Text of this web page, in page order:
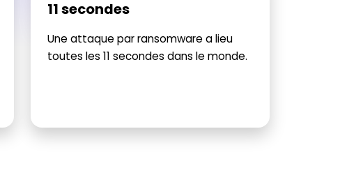
11 secondes
Une attaque par ransomware a lieu
toutes les 11 secondes dans le monde.